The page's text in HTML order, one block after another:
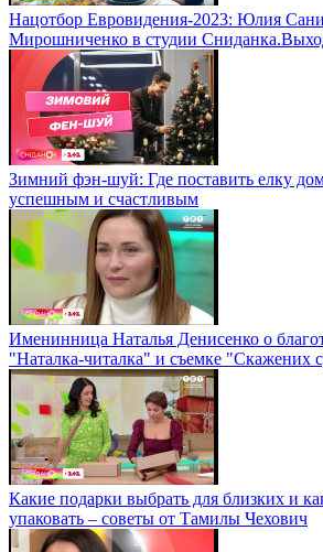
Нацотбор Евровидения-2023: Юлия
Мирошниченко в студии
Зимний фэн-шуй: Где поставить елку
успешным и счастливым
Именинница Наталья Денисенко о
"Наталка-читалка" и съемке "Скажених
Какие подарки выбрать для близких и
упаковать – советы от Тамилы Чехович